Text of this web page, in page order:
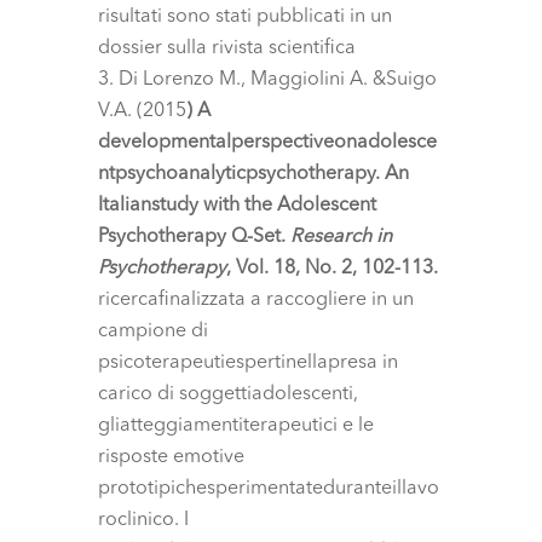
risultati sono stati pubblicati in un
dossier sulla rivista scientifica
Di Lorenzo M., Maggiolini A. &Suigo
V.A. (2015) A
developmentalperspectiveonadolesce
ntpsychoanalyticpsychotherapy. An
Italianstudy with the Adolescent
Psychotherapy Q-Set. Research in
Psychotherapy, Vol. 18, No. 2, 102-113.
ricercafinalizzata a raccogliere in un
campione di
psicoterapeutiespertinellapresa in
carico di soggettiadolescenti,
gliatteggiamentiterapeutici e le
risposte emotive
prototipichesperimentateduranteillavo
roclinico. I